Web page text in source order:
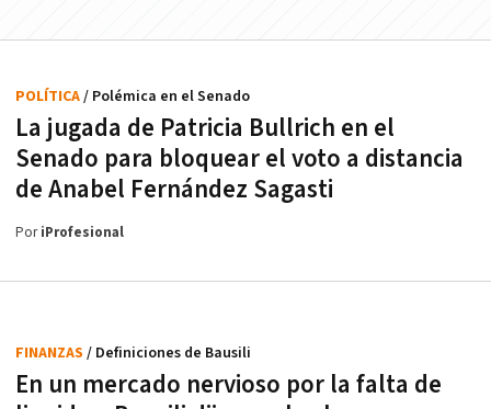
La jugada de Patricia Bullrich en el
Senado para bloquear el voto a distancia
de Anabel Fernández Sagasti
POLÍTICA/ Polémica en el Senado
PoriProfesional
En un mercado nervioso por la falta de
FINANZAS / Definiciones de Bausili